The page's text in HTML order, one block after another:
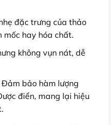
đặc trưng của thảo
mốc hay hóa chất.
không vụn nát, dễ
bảo hàm lượng
điển, mang lại hiệu